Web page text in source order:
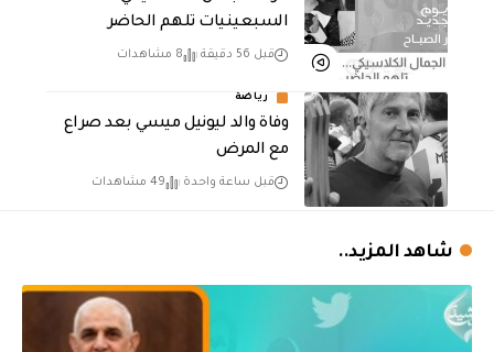
السبعينيات تلهم الحاضر
قبل 56 دقيقة 8 مشاهدات
رياضة
وفاة والد ليونيل ميسي بعد صراع
مع المرض
قبل ساعة واحدة 49 مشاهدات
شاهد المزيد..